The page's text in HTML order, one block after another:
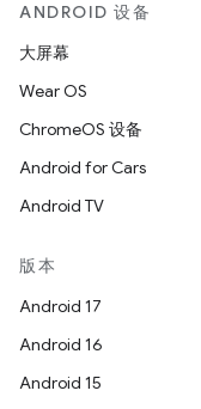
ANDROID 设备
大屏幕
Wear OS
ChromeOS 设备
Android for Cars
Android TV
版本
Android 17
Android 16
Android 15